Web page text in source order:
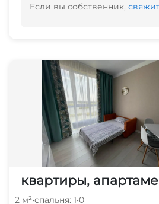
Если вы собственник,
квартиры,
2 м²•спальня: 1•0